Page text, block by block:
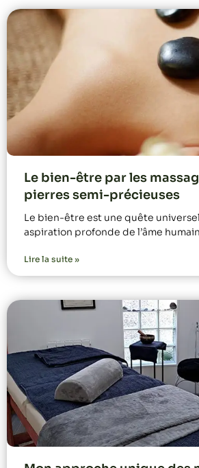
Le bien-être par les
pierres semi-précieuses
Le bien-être est une quête
aspiration profonde de l’âme
Lire la suite »